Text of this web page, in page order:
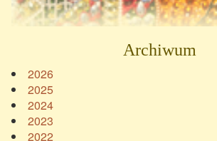
Archiwum
2026
2025
2024
2023
2022